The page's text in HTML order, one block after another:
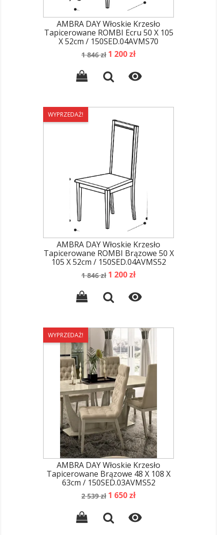
AMBRA DAY Włoskie Krzesło
Tapicerowane ROMBI Ecru 50 X 105
X 52cm / 150SED.04AVMS70
Cena
1 846 zł Cena
1 200 zł

WYPRZEDAŻ!
AMBRA DAY Włoskie Krzesło
Tapicerowane ROMBI Brązowe 50 X
105 X 52cm / 150SED.04AVMS52
Cena
1 846 zł Cena
1 200 zł

WYPRZEDAŻ!
AMBRA DAY Włoskie Krzesło
Tapicerowane Brązowe 48 X 108 X
63cm / 150SED.03AVMS52
Cena
2 539 zł Cena
1 650 zł
